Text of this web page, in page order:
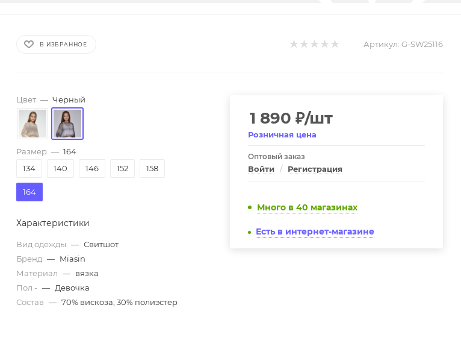
В ИЗБРАННОЕ Артикул: G-SW25116
Цвет — Черный
Размер — 164
134
140 146 152 158
164
Характеристики
Вид одежды — Свитшот
Бренд — Miasin
Материал — вязка
Пол - — Девочка
Состав — 70% вискоза; 30% полиэстер
1 890 ₽/шт
Розничная цена
Оптовый заказ
Войти / Регистрация
Много в 40 магазинах
Есть в интернет-магазине